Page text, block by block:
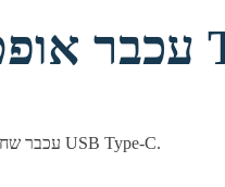
עכבר שחור איכותי למחשב. מתחבר באמצעות כבל עם חיבור USB Type-C.